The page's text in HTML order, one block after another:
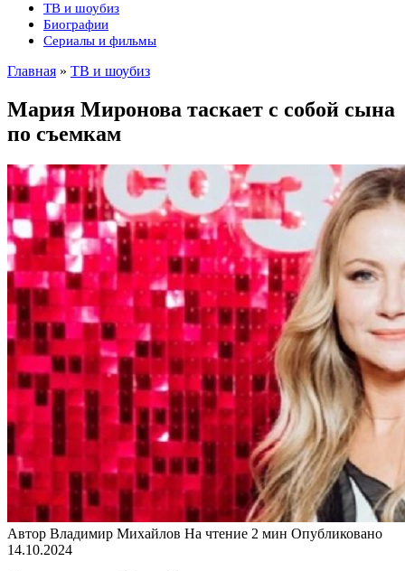
ТВ и шоубиз
Биографии
Сериалы и фильмы
Главная » ТВ и шоубиз
Мария Миронова таскает с собой сына
по съемкам
Автор Владимир Михайлов На чтение 2 мин Опубликовано
14.10.2024